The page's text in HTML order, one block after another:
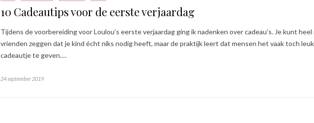
10 Cadeautips voor de eerste verjaardag
Tijdens de voorbereiding voor Loulou’s eerste verjaardag ging ik nadenken over cadeau’s. Je kunt
vrienden zeggen dat je kind écht niks nodig heeft, maar de praktijk leert dat mensen het vaak toch
cadeautje te geven.…
24 september 2019